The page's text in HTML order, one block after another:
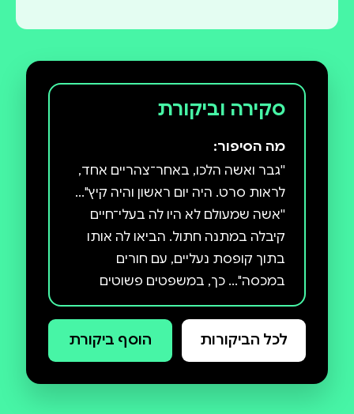
סקירה וביקורת
מה הסיפור:
''גבר ואשה הלכו, באחר־צהריים אחד,
לראות סרט. היה יום ראשון והיה קיץ''...
''אשה שמעולם לא היו לה בעלי־חיים
קיבלה במתנה חתול. הביאו לה אותו
בתוך קופסת נעליים, עם חורים
במכסה''... כך, במשפטים פשוטים
ועירומים, נפתחים משפחה - שני
הרומאנים הקצרים של נטליה גינצבורג
– הסופרת האירופית הכי מחשמלת
לכל הביקורות הוסף ביקורת